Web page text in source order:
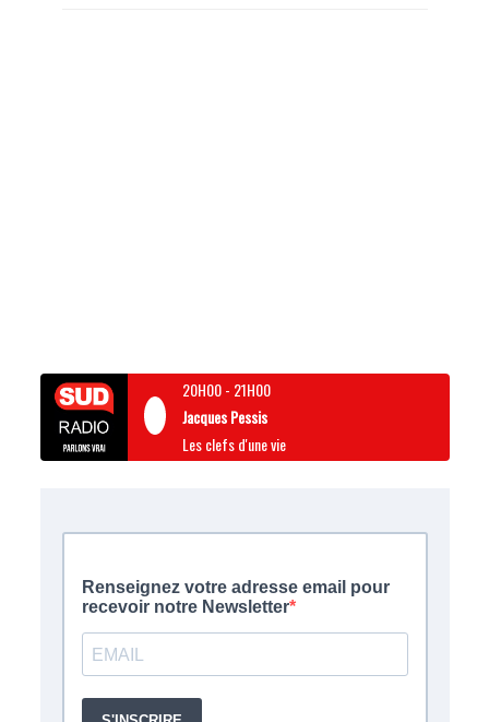
20H00- 21H00
Jacques Pessis
Les clefs d'une vie